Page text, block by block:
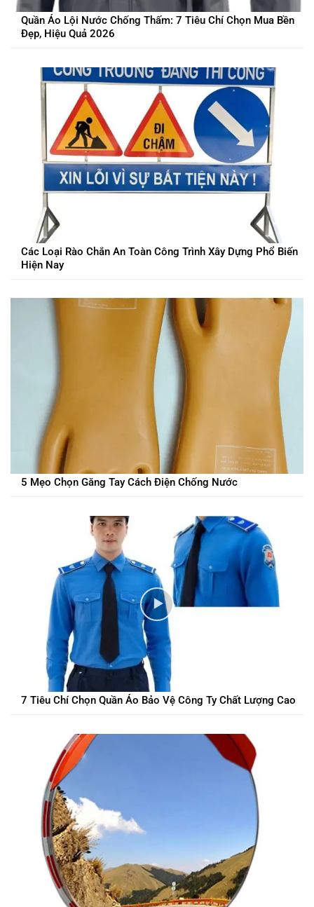
Quần Áo Lội Nước Chống Thấm: 7 Tiêu Chí Chọn Mua Bền
Đẹp, Hiệu Quả 2026
Các Loại Rào Chắn An Toàn Công Trình Xây Dựng Phổ Biến
Hiện Nay
5 Mẹo Chọn Găng Tay Cách Điện Chống Nước
7 Tiêu Chí Chọn Quần Áo Bảo Vệ Công Ty Chất Lượng Cao